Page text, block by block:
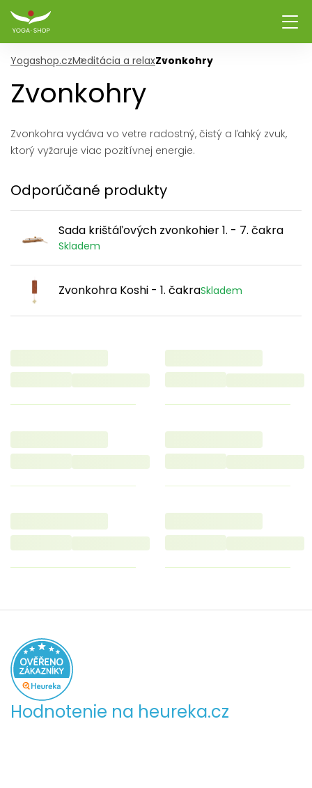
Yogashop.czMeditácia a relaxZvonkohry
Zvonkohry
Zvonkohra vydáva vo vetre radostný, čistý a ľahký zvuk,
ktorý vyžaruje viac pozitívnej energie.
Odporúčané produkty
Sada krištáľových zvonkohier 1. - 7. čakra
Skladem
Zvonkohra Koshi - 1. čakraSkladem
Hodnotenie na heureka.cz